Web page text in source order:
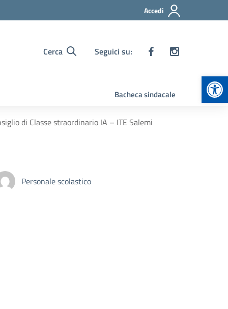
Accedi
Cerca Seguici su:
Bacheca sindacale
di Classe straordinario IA – ITE Salemi
Personale scolastico